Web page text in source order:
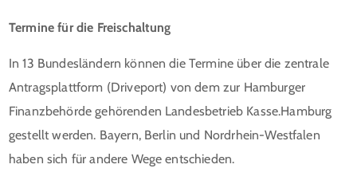
Termine für die Freischaltung
In 13 Bundesländern können die Termine über die zentrale
Antragsplattform (Driveport) von dem zur Hamburger
Finanzbehörde gehörenden Landesbetrieb Kasse.Hamburg
gestellt werden. Bayern, Berlin und Nordrhein-Westfalen
haben sich für andere Wege entschieden.